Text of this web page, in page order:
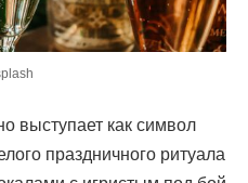
выступает как символ
праздничного ритуала